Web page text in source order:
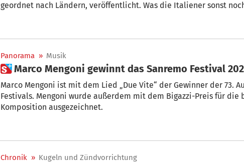
geordnet nach Ländern, veröffentlicht. Was die Italiener sonst
Panorama » Musik
 Marco Mengoni gewinnt das Sanremo Festival
Marco Mengoni ist mit dem Lied „Due Vite“ der Gewinner der 73.
Festivals. Mengoni wurde außerdem mit dem Bigazzi-Preis für die
Komposition ausgezeichnet.
Chronik » Kugeln und Zündvorrichtung